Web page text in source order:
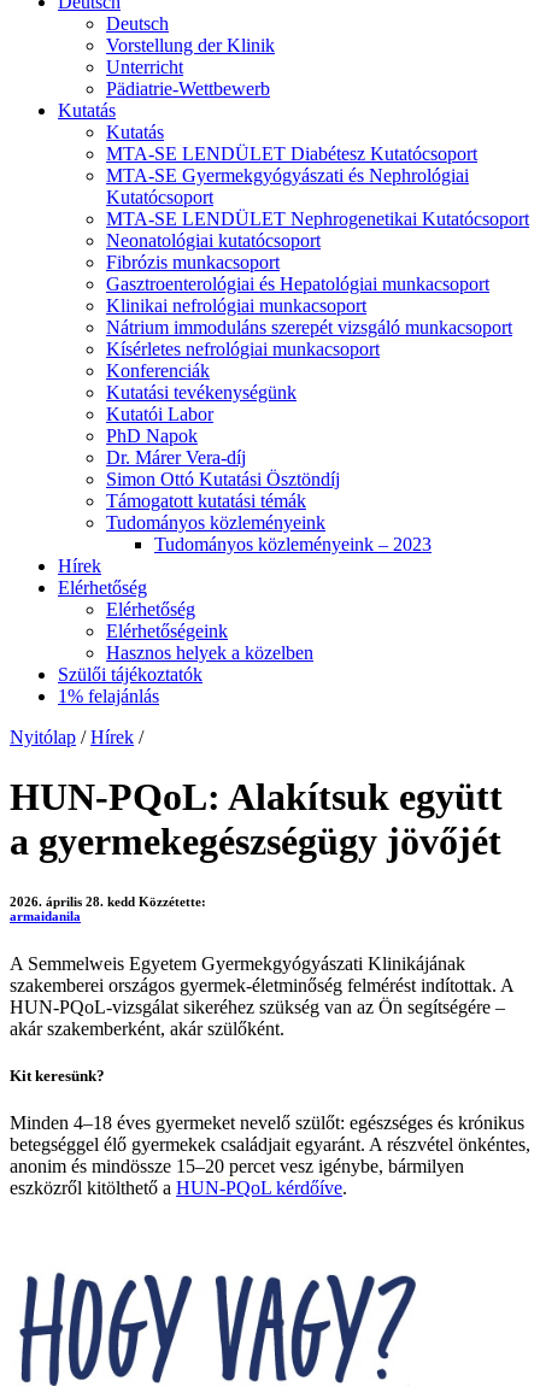
Deutsch
Vorstellung der Klinik
Unterricht
Pädiatrie-Wettbewerb
Kutatás
Kutatás
MTA-SE LENDÜLET Diabétesz Kutatócsoport
MTA-SE Gyermekgyógyászati és Nephrológiai
Kutatócsoport
MTA-SE LENDÜLET Nephrogenetikai Kutatócsoport
Neonatológiai kutatócsoport
Fibrózis munkacsoport
Gasztroenterológiai és Hepatológiai munkacsoport
Klinikai nefrológiai munkacsoport
Nátrium immoduláns szerepét vizsgáló munkacsoport
Kísérletes nefrológiai munkacsoport
Konferenciák
Kutatási tevékenységünk
Kutatói Labor
PhD Napok
Dr. Márer Vera-díj
Simon Ottó Kutatási Ösztöndíj
Támogatott kutatási témák
Tudományos közleményeink
Tudományos közleményeink – 2023
Hírek
Elérhetőség
Elérhetőség
Elérhetőségeink
Hasznos helyek a közelben
Szülői tájékoztatók
1% felajánlás
Nyitólap / Hírek /
HUN-PQoL: Alakítsuk együtt
a gyermekegészségügy jövőjét
2026. április 28. kedd Közzétette:
armaidanila
A Semmelweis Egyetem Gyermekgyógyászati Klinikájának
szakemberei országos gyermek-életminőség felmérést indítottak. A
HUN-PQoL-vizsgálat sikeréhez szükség van az Ön segítségére –
akár szakemberként, akár szülőként.
Kit keresünk?
Minden 4–18 éves gyermeket nevelő szülőt: egészséges és krónikus
betegséggel élő gyermekek családjait egyaránt. A részvétel önkéntes,
anonim és mindössze 15–20 percet vesz igénybe, bármilyen
eszközről kitölthető a HUN-PQoL kérdőíve.